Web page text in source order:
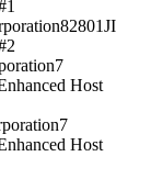
Host
Host